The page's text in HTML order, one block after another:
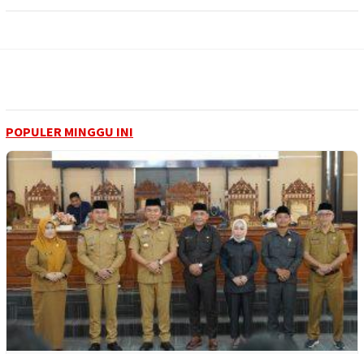
POPULER MINGGU INI